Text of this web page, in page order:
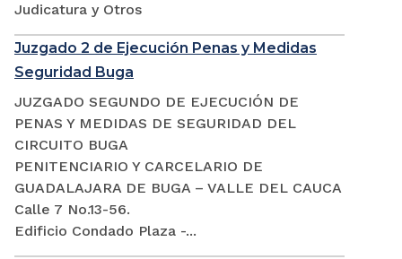
Judicatura y Otros
Juzgado 2 de Ejecución Penas y Medidas
Seguridad Buga
JUZGADO SEGUNDO DE EJECUCIÓN DE
PENAS Y MEDIDAS DE SEGURIDAD DEL
CIRCUITO BUGA
PENITENCIARIO Y CARCELARIO DE
GUADALAJARA DE BUGA – VALLE DEL CAUCA
Calle 7 No.13-56.
Edificio Condado Plaza -...